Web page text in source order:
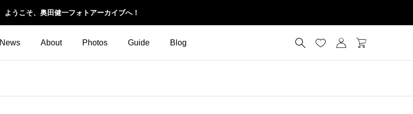
ようこそ、奥田健一フォトアーカイブへ！
News About Photos Guide Blog    